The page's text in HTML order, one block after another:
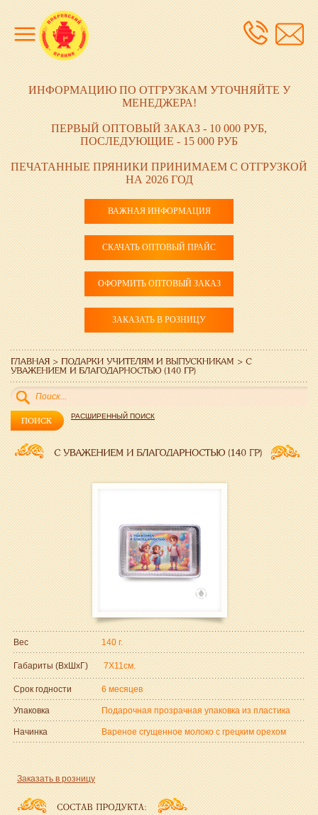
ИНФОРМАЦИЮ ПО ОТГРУЗКАМ УТОЧНЯЙТЕ У
МЕНЕДЖЕРА!
ПЕРВЫЙ ОПТОВЫЙ ЗАКАЗ - 10 000 РУБ,
ПОСЛЕДУЮЩИЕ - 15 000 РУБ
ПЕЧАТАННЫЕ ПРЯНИКИ ПРИНИМАЕМ С ОТГРУЗКОЙ
НА 2026 ГОД
ВАЖНАЯ ИНФОРМАЦИЯ
СКАЧАТЬ ОПТОВЫЙ ПРАЙС
ОФОРМИТЬ ОПТОВЫЙ ЗАКАЗ
ЗАКАЗАТЬ В РОЗНИЦУ
РАСШИРЕННЫЙ ПОИСК
Вес 140 г.
Габариты (ВxШxГ) 7Х11см.
Срок годности 6 месяцев
Упаковка Подарочная прозрачная упаковка из пластика
Начинка Вареное сгущенное молоко с грецким орехом
Заказать в розницу